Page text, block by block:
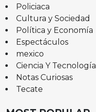
Policiaca
Cultura y Sociedad
Política y Economía
Espectáculos
mexico
Ciencia Y Tecnología
Notas Curiosas
Tecate